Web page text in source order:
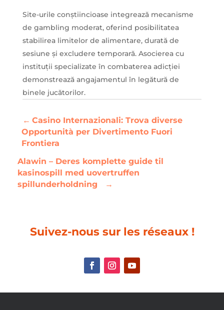
Site-urile conștiincioase integrează mecanisme
de gambling moderat, oferind posibilitatea
stabilirea limitelor de alimentare, durată de
sesiune și excludere temporară. Asocierea cu
instituții specializate în combaterea adicției
demonstrează angajamentul în legătură de
binele jucătorilor.
←Casino Internazionali: Trova diverse
Opportunità per Divertimento Fuori
Frontiera
Alawin – Deres komplette guide til
kasinospill med uovertruffen
spillunderholdning
→
Suivez-nous sur les réseaux !